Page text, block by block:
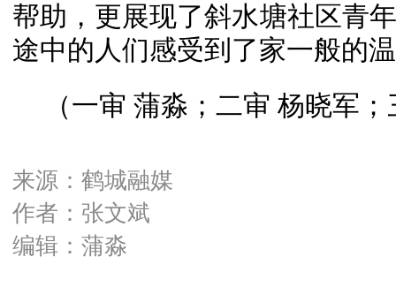
帮助，更展现了斜水塘社区青
途中的人们感受到了家一般的
（一审 蒲淼；二审 杨晓军
来源：鹤城融媒
作者：张文斌
编辑：蒲淼